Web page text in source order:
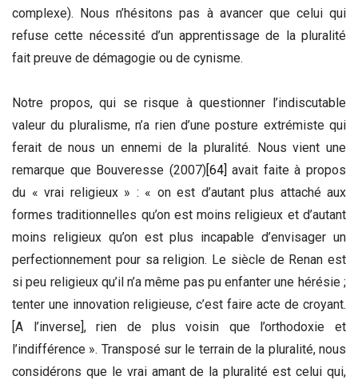
complexe). Nous n’hésitons pas à avancer que celui qui
refuse cette nécessité d’un apprentissage de la pluralité
fait preuve de démagogie ou de cynisme.
Notre propos, qui se risque à questionner l’indiscutable
valeur du pluralisme, n’a rien d’une posture extrémiste qui
ferait de nous un ennemi de la pluralité. Nous vient une
remarque que Bouveresse (2007)[64] avait faite à propos
du « vrai religieux » : « on est d’autant plus attaché aux
formes traditionnelles qu’on est moins religieux et d’autant
moins religieux qu’on est plus incapable d’envisager un
perfectionnement pour sa religion. Le siècle de Renan est
si peu religieux qu’il n’a même pas pu enfanter une hérésie ;
tenter une innovation religieuse, c’est faire acte de croyant.
[A l’inverse], rien de plus voisin que l’orthodoxie et
l’indifférence ». Transposé sur le terrain de la pluralité, nous
considérons que le vrai amant de la pluralité est celui qui,